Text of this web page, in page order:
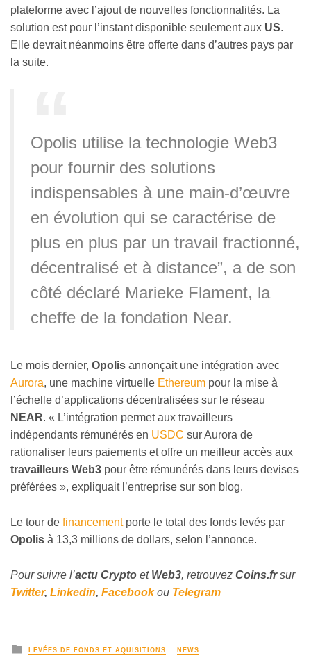
plateforme avec l’ajout de nouvelles fonctionnalités. La
solution est pour l’instant disponible seulement aux US.
Elle devrait néanmoins être offerte dans d’autres pays par
la suite.
Opolis utilise la technologie Web3
pour fournir des solutions
indispensables à une main-d’œuvre
en évolution qui se caractérise de
plus en plus par un travail fractionné,
décentralisé et à distance”, a de son
côté déclaré Marieke Flament, la
cheffe de la fondation Near.
Le mois dernier, Opolis annonçait une intégration avec
Aurora, une machine virtuelle Ethereum pour la mise à
l’échelle d’applications décentralisées sur le réseau
NEAR. « L’intégration permet aux travailleurs
indépendants rémunérés en USDC sur Aurora de
rationaliser leurs paiements et offre un meilleur accès aux
travailleurs Web3 pour être rémunérés dans leurs devises
préférées », expliquait l’entreprise sur son blog.
Le tour de financementporte le total des fonds levés par
Opolis à 13,3 millions de dollars, selon l’annonce.
Pour suivre l’actu Crypto et Web3, retrouvez Coins.frsur
Twitter, Linkedin, Facebookou Telegram
LEVÉES DE FONDS ET AQUISITIONS NEWS